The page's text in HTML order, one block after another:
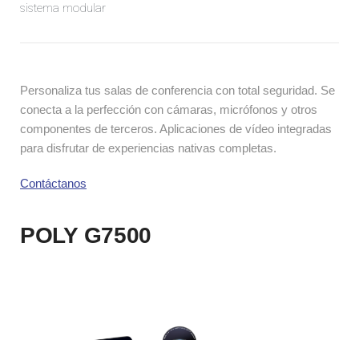
sistema modular
Personaliza tus salas de conferencia con total seguridad. Se
conecta a la perfección con cámaras, micrófonos y otros
componentes de terceros. Aplicaciones de vídeo integradas
para disfrutar de experiencias nativas completas.
Contáctanos
POLY G7500